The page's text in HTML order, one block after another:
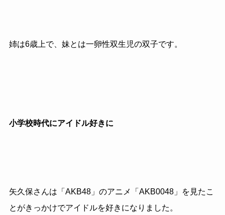
姉は6歳上で、妹とは一卵性双生児の双子です。
小学校時代にアイドル好きに
矢久保さんは「AKB48」のアニメ「AKB0048」を見たこ
とがきっかけでアイドルを好きになりました。